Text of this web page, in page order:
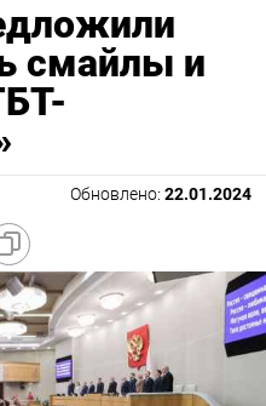
смайлы и
Обновлено: 22.01.2024